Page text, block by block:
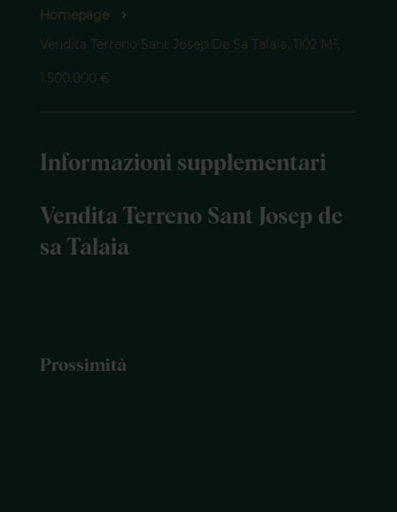
Homepage
Vendita Terreno Sant Josep De Sa Talaia, 1102 M²,
1.500.000 €
Informazioni supplementari
Vendita Terreno Sant Josep de
sa Talaia
Prossimità